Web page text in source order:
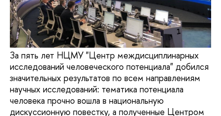
За пять лет НЦМУ "Центр междисциплинарных
исследований человеческого потенциала" добился
значительных результатов по всем направлениям
научных исследований: тематика потенциала
человека прочно вошла в национальную
дискуссионную повестку, а полученные Центром